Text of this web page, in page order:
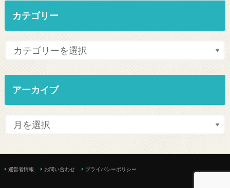
カテゴリー
アーカイブ
運営者情報 お問い合わせ プライバシーポリシー